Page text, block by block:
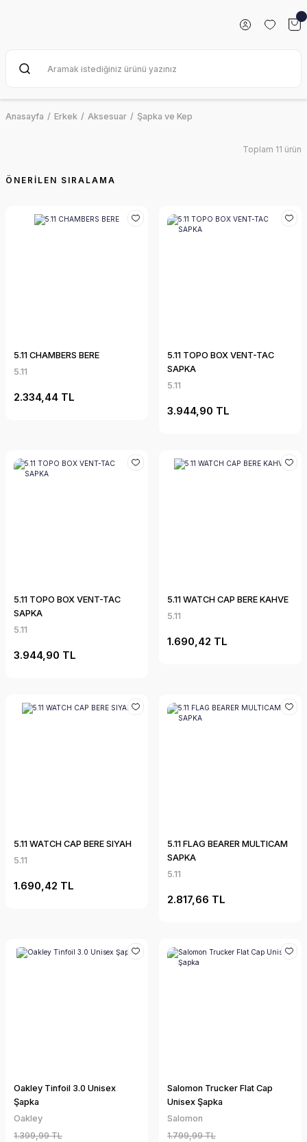
Anasayfa Erkek Aksesuar Şapka ve Kep
Toplam 11 ürün
5.11 CHAMBERS BERE
5.11
2.334,44 TL
5.11 TOPO BOX VENT-TAC
SAPKA
5.11
3.944,90 TL
5.11 TOPO BOX VENT-TAC
SAPKA
5.11
3.944,90 TL
5.11 WATCH CAP BERE KAHVE
5.11
1.690,42 TL
5.11 WATCH CAP BERE SIYAH
5.11
1.690,42 TL
5.11 FLAG BEARER MULTICAM
SAPKA
5.11
2.817,66 TL
Oakley Tinfoil 3.0 Unisex
Şapka
Oakley
1.399,99 TL
Salomon Trucker Flat Cap
Unisex Şapka
Salomon
1.799,99 TL